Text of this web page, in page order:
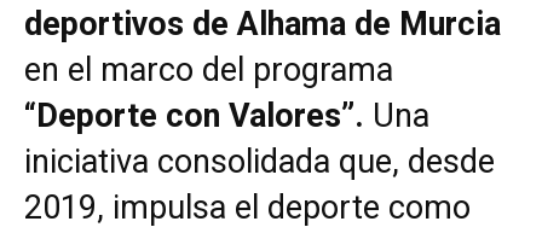
deportivos de Alhama de Murcia
en el marco del programa
“Deporte con Valores”. Una
iniciativa consolidada que, desde
2019, impulsa el deporte como